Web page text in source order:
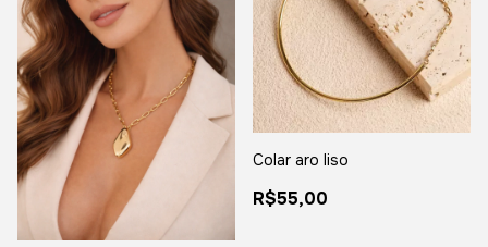
Colar aro liso
R$55,00